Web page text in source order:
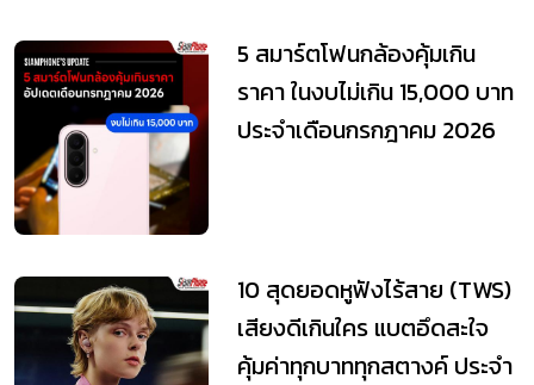
5 สมาร์ตโฟนกล้องคุ้มเกิน
ราคา ในงบไม่เกิน 15,000 บาท
ประจำเดือนกรกฎาคม 2026
10 สุดยอดหูฟังไร้สาย (TWS)
เสียงดีเกินใคร แบตอึดสะใจ
คุ้มค่าทุกบาททุกสตางค์ ประจำ